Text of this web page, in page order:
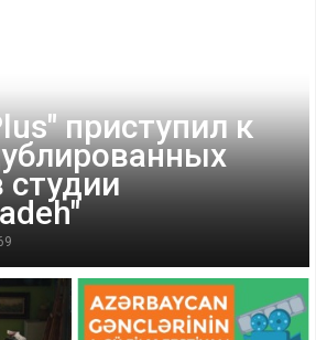
приступил к